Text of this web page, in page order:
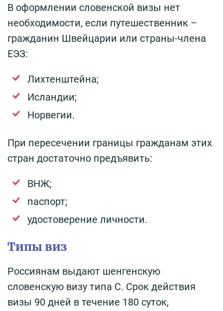
В оформлении словенской визы нет
необходимости, если путешественник –
гражданин Швейцарии или страны-члена
ЕЭЗ:
Лихтенштейна;
Исландии;
Норвегии.
При пересечении границы гражданам этих
стран достаточно предъявить:
ВНЖ;
паспорт;
удостоверение личности.
Типы виз
Россиянам выдают шенгенскую
словенскую визу типа С. Срок действия
визы 90 дней в течение 180 суток,